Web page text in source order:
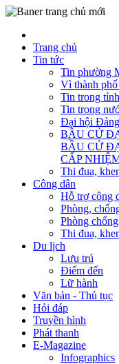
Trang chủ
Tin tức
Tin phường
Vì thành
Tin trong tỉnh
Tin trong
Đại hội Đảng
BẦU CỬ
BẦU CỬ
CẤP
Thi đua,
Công dân
Hỗ trợ công
Phòng,
Phòng
Thi đua,
Du lịch
Lưu trú
Điểm đến
Lữ hành
Văn bản - Thủ tục
Hỏi đáp
Truyền hình
Phát thanh
E-Magazine
Infographics